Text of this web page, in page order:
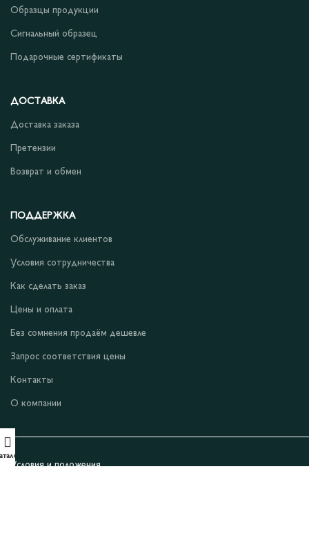
Образцы продукции
Сигнальный образец
Подарочные сертификаты
ДОСТАВКА
Доставка заказа
Претензии
Возврат и обмен
ПОДДЕРЖКА
Обслуживание клиентов
Условия сотрудничества
Как сделать заказ
Цены и оплата
Без сомнения продаём дешевле
Запрос соответствия цены
Контакты
О компании
Условия и положения